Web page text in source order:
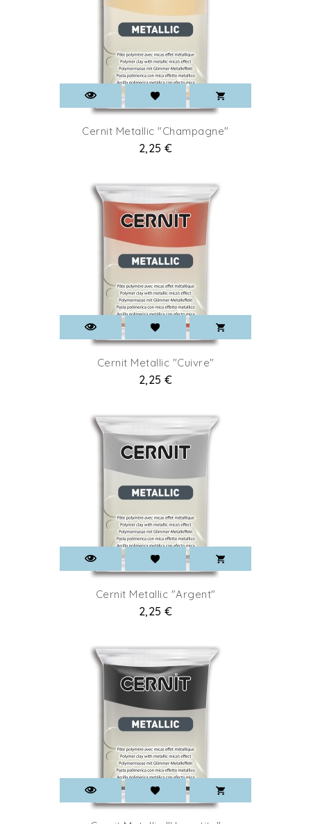
Cernit Metallic "Champagne"
Prix
2,25 €
Cernit Metallic "Cuivre"
Prix
2,25 €
Cernit Metallic "Argent"
Prix
2,25 €